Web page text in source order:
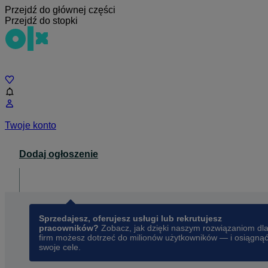
Przejdź do głównej części
Przejdź do stopki
Twoje konto
Dodaj ogłoszenie
Sprzedajesz, oferujesz usługi lub rekrutujesz
pracowników? Zobacz, jak dzięki naszym rozwiązaniom dla
firm możesz dotrzeć do milionów użytkowników — i osiągnąć
swoje cele.